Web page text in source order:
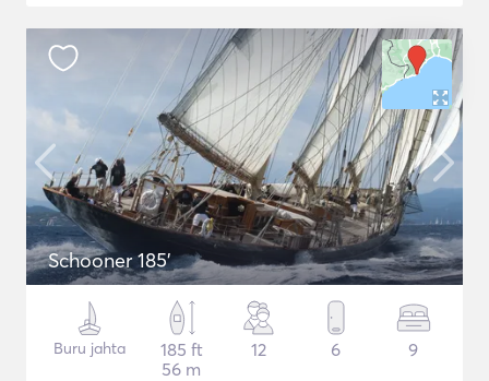
Schooner 185'
Buru jahta
185 ft
56 m
12 6 9